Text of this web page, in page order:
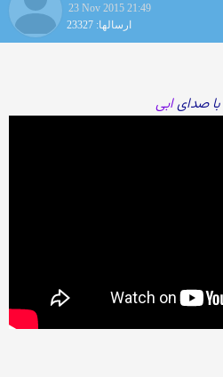
23 Nov 2015 21:49
ارسالها: 23327
با صدایابی